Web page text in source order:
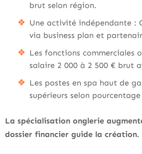
brut selon région.
Une activité indépendante :
via business plan et
Les fonctions commerciales
salaire 2 000 à 2 500 € brut
Les postes en spa haut de
supérieurs selon
La spécialisation onglerie
dossier financier guide la création.